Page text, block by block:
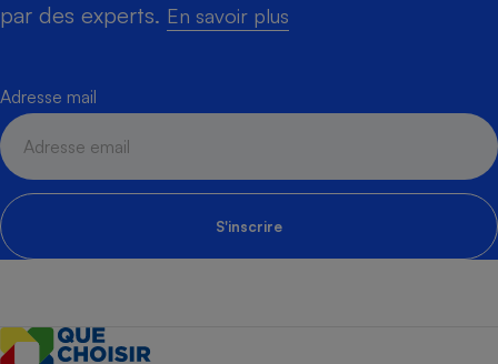
par des experts. En savoir plus
Adresse mail
S'inscrire